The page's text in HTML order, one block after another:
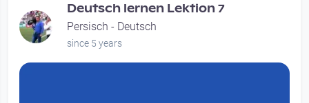
Deutsch lernen Lektion 7
Persisch - Deutsch
since 5 years